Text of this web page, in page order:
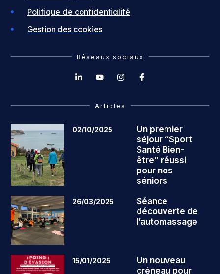
Politique de confidentialité
Gestion des cookies
Réseaux sociaux
Articles
02/10/2025
Un premier
séjour “Sport
Santé Bien-
être” réussi
pour nos
séniors
26/03/2025
Séance
découverte de
l’automassage
15/01/2025
Un nouveau
créneau pour